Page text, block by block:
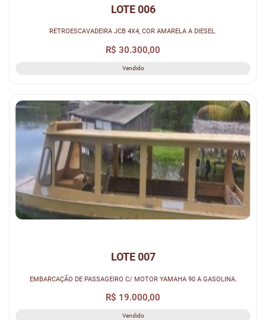
LOTE 006
RETROESCAVADEIRA JCB 4X4, COR AMARELA A DIESEL.
R$ 30.300,00
Vendido
LOTE 007
EMBARCAÇÃO DE PASSAGEIRO C/ MOTOR YAMAHA 90 A GASOLINA.
R$ 19.000,00
Vendido